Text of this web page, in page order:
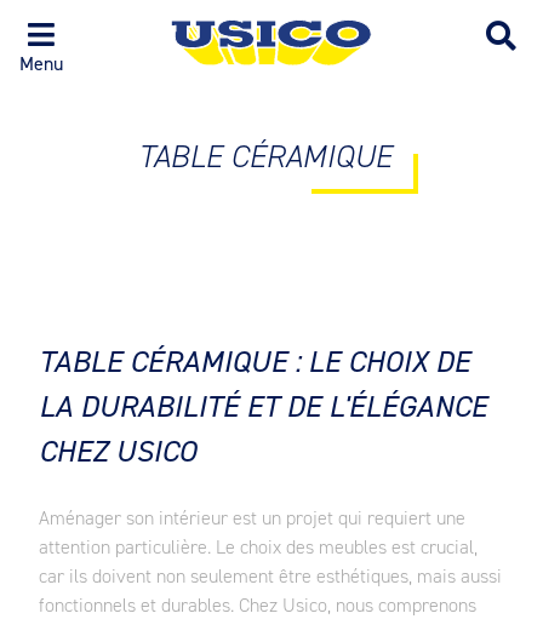
Menu
TABLE CÉRAMIQUE
TABLE CÉRAMIQUE : LE CHOIX DE
LA DURABILITÉ ET DE L'ÉLÉGANCE
CHEZ USICO
Aménager son intérieur est un projet qui requiert une
attention particulière. Le choix des meubles est crucial,
car ils doivent non seulement être esthétiques, mais aussi
fonctionnels et durables. Chez Usico, nous comprenons